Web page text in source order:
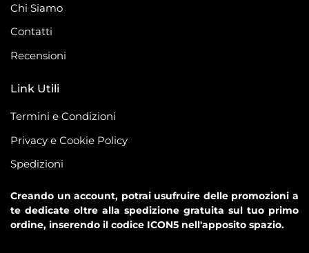
Chi Siamo
Contatti
Recensioni
Link Utili
Termini e Condizioni
Privacy e Cookie Policy
Spedizioni
Creando un account, potrai usufruire delle promozioni a
te dedicate oltre alla spedizione gratuita sul tuo primo
ordine, inserendo il codice ICON5 nell'apposito spazio.